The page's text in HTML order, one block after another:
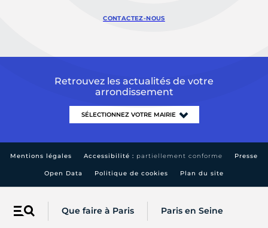
Menu Que faire à Paris Paris en Seine
CONTACTEZ-NOUS
Retrouvez les actualités de votre
arrondissement
Mentions légales Accessibilité : partiellement conforme Presse
Open Data Politique de cookies Plan du site